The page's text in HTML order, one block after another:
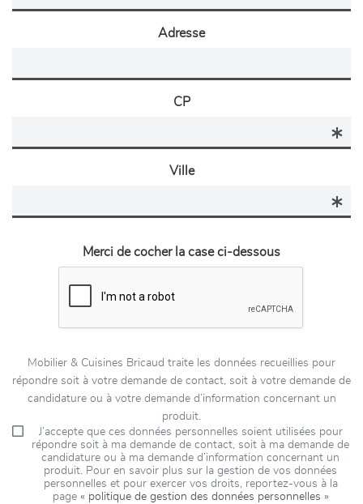
Adresse
CP
Ville
Merci de cocher la case ci-dessous
Mobilier & Cuisines Bricaud traite les données recueillies pour
répondre soit à votre demande de contact, soit à votre demande de
candidature ou à votre demande d’information concernant un
produit.
J’accepte que ces données personnelles soient utilisées pour
répondre soit à ma demande de contact, soit à ma demande de
candidature ou à ma demande d’information concernant un
produit. Pour en savoir plus sur la gestion de vos données
personnelles et pour exercer vos droits, reportez-vous à la
page « politique de gestion des données personnelles »